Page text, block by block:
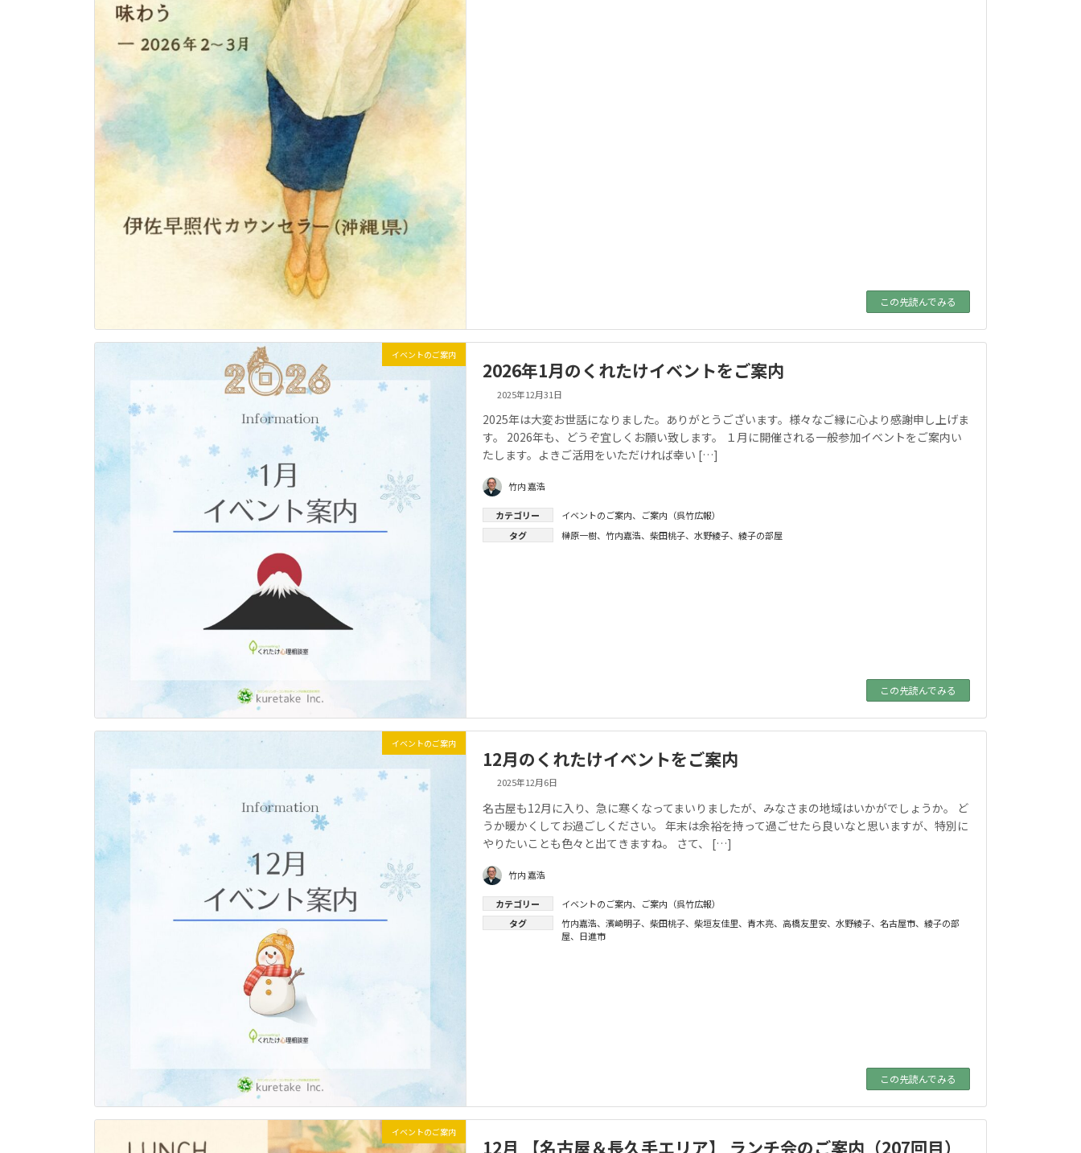
この先読んでみる
イベントのご案内
2026年1月のくれたけイベントをご案内
2025年12月31日
2025年は大変お世話になりました。ありがとうございます。様々なご縁に心より感謝申し上げま
す。 2026年も、どうぞ宜しくお願い致します。 １月に開催される一般参加イベントをご案内い
たします。よきご活用をいただければ幸い […]
竹内 嘉浩
カテゴリー イベントのご案内、
ご案内（呉竹広報）
タグ
榊原一樹、 竹内嘉浩、 柴田桃子、 水野綾子、 綾子の部屋
この先読んでみる
イベントのご案内
12月のくれたけイベントをご案内
2025年12月6日
名古屋も12月に入り、急に寒くなってまいりましたが、みなさまの地域はいかがでしょうか。 ど
うか暖かくしてお過ごしください。 年末は余裕を持って過ごせたら良いなと思いますが、特別に
やりたいことも色々と出てきますね。 さて、 […]
竹内 嘉浩
カテゴリー イベントのご案内、
ご案内（呉竹広報）
タグ
竹内嘉浩、 濱崎明子、 柴田桃子、 柴垣友佳里、 青木亮、 高橋友里安、 水野綾子、 名古屋市、 綾子の部
屋、 日進市
この先読んでみる
イベントのご案内
12月 【名古屋＆長久手エリア】 ランチ会のご案内（207回目）